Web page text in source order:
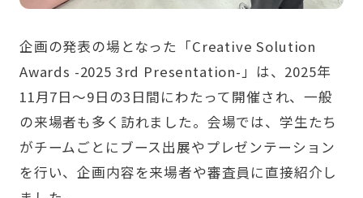
企画の発表の場となった「Creative Solution
Awards -2025 3rd Presentation-」は、2025年
11月7日〜9日の3日間にわたって開催され、一般
の来場者も多く訪れました。会場では、学生たち
がチームごとにブース出展やプレゼンテーション
を行い、企画内容を来場者や審査員に直接紹介し